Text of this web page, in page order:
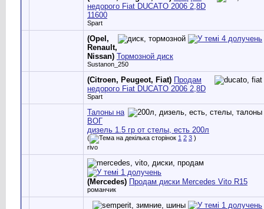
недорого Fiat DUCATO 2006 2,8D
11600
Spart
(Opel,
Renault,
Nissan) Тормозной диск
Sustanon_250
(Citroen, Peugeot, Fiat) Продам
недорого Fiat DUCATO 2006 2,8D
Spart
Талоны на
ВОГ
дизель 1.5 гр от стелы, есть 200л
( 1 2 3 )
rivo
(Mercedes) Продам диски Mercedes Vito R15
романчик